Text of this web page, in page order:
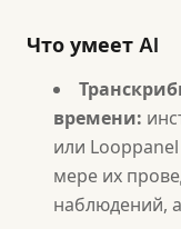
Что умеет AI
времени:
или
мере их
наблюдений,